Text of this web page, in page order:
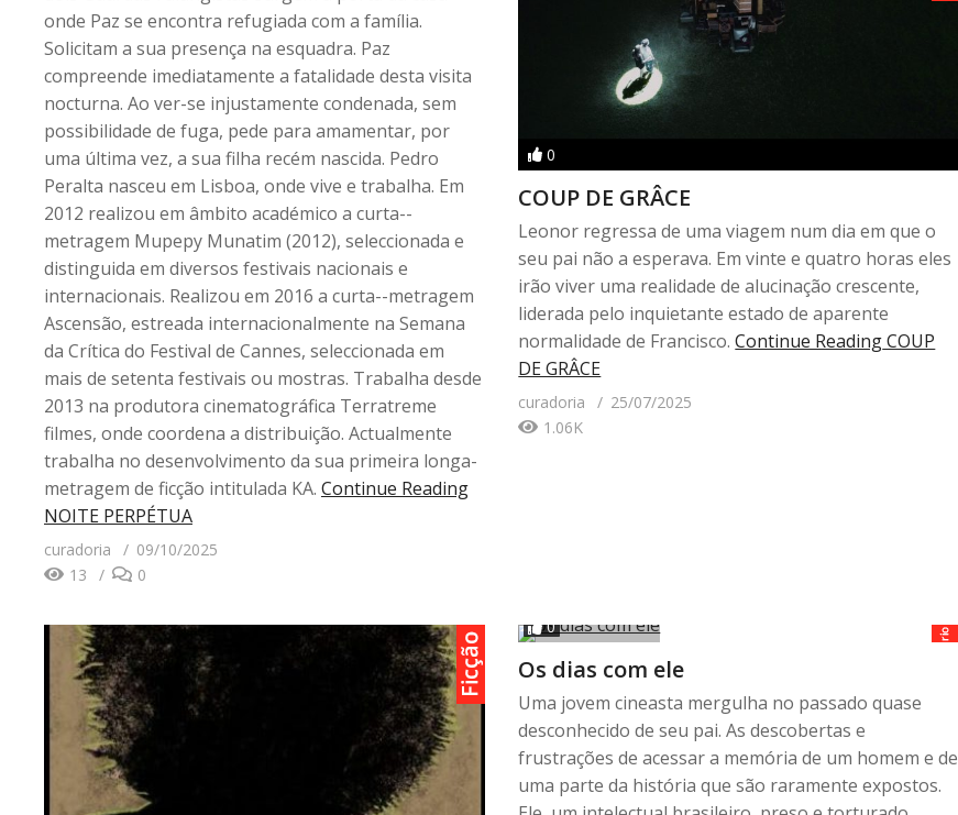
onde Paz se encontra refugiada com a família.
Solicitam a sua presença na esquadra. Paz
compreende imediatamente a fatalidade desta visita
nocturna. Ao ver-se injustamente condenada, sem
possibilidade de fuga, pede para amamentar, por
uma última vez, a sua filha recém nascida. Pedro
Peralta nasceu em Lisboa, onde vive e trabalha. Em
2012 realizou em âmbito académico a curta--
metragem Mupepy Munatim (2012), seleccionada e
distinguida em diversos festivais nacionais e
internacionais. Realizou em 2016 a curta--metragem
Ascensão, estreada internacionalmente na Semana
da Crítica do Festival de Cannes, seleccionada em
mais de setenta festivais ou mostras. Trabalha desde
2013 na produtora cinematográfica Terratreme
filmes, onde coordena a distribuição. Actualmente
trabalha no desenvolvimento da sua primeira longa-
metragem de ficção intitulada KA. Continue Reading
NOITE PERPÉTUA
curadoria
09/10/2025
13
0
0
COUP DE GRÂCE
Leonor regressa de uma viagem num dia em que o
seu pai não a esperava. Em vinte e quatro horas eles
irão viver uma realidade de alucinação crescente,
liderada pelo inquietante estado de aparente
normalidade de Francisco.Continue ReadingCOUP
DE GRÂCE
curadoria
25/07/2025
1.06K
0
Os dias com ele
Uma jovem cineasta mergulha no passado quase
desconhecido de seu pai. As descobertas e
frustrações de acessar a memória de um homem e de
uma parte da história que são raramente expostos.